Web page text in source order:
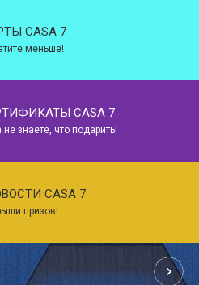
CASA 7
меньше!
CASA 7
знаете, что подарить!
CASA 7
призов!